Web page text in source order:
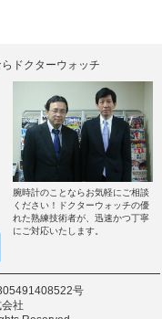
ドクターウォッチ
腕時計のことならお気軽にご相談
ください！ドクターウォッチの優
れた熟練技術者が、迅速かつ丁寧
にご対応いたします。
号
社